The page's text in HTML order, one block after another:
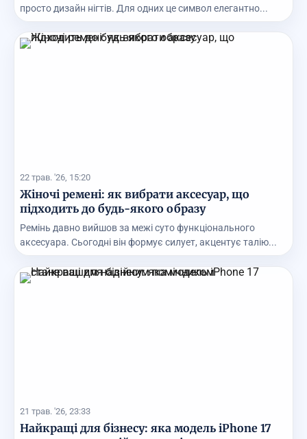
просто дизайн нігтів. Для одних це символ елегантно...
22 трав. '26, 15:20
Жіночі ремені: як вибрати аксесуар, що
підходить до будь-якого образу
Ремінь давно вийшов за межі суто функціонального
аксесуара. Сьогодні він формує силует, акцентує талію...
21 трав. '26, 23:33
Найкращі для бізнесу: яка модель iPhone 17